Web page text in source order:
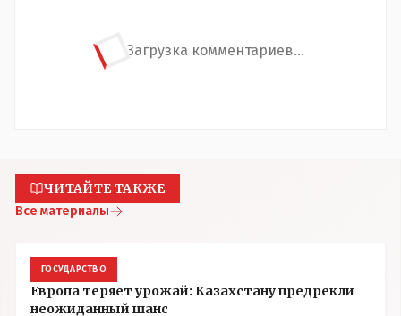
Загрузка комментариев...
ЧИТАЙТЕ ТАКЖЕ
Все материалы
ГОСУДАРСТВО
Европа теряет урожай: Казахстану предрекли
неожиданный шанс